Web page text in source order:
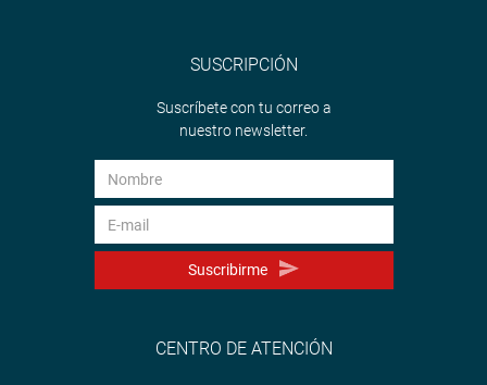
SUSCRIPCIÓN
Suscríbete con tu correo a
nuestro newsletter.
Suscribirme
CENTRO DE ATENCIÓN